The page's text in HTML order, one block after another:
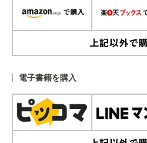
電子書籍を購入